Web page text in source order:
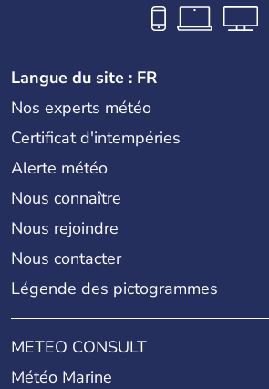
Langue du site : FR
Nos experts météo
Certificat d'intempéries
Alerte météo
Nous connaître
Nous rejoindre
Nous contacter
Légende des pictogrammes
METEO CONSULT
Météo Marine